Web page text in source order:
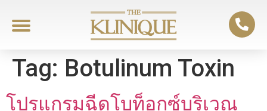
Tag: Botulinum Toxin
โปรแกรมฉีดโบท็อกซ์บริเวณ